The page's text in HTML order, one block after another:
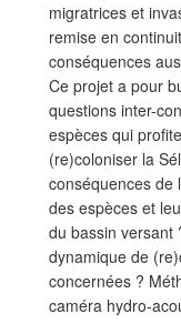
migratrices et
remise en
conséquences
Ce projet a pour
questions inter-
espèces qui
(re)coloniser la
conséquences de
des espèces et
du bassin versant
dynamique de
concernées ?
caméra hydro-